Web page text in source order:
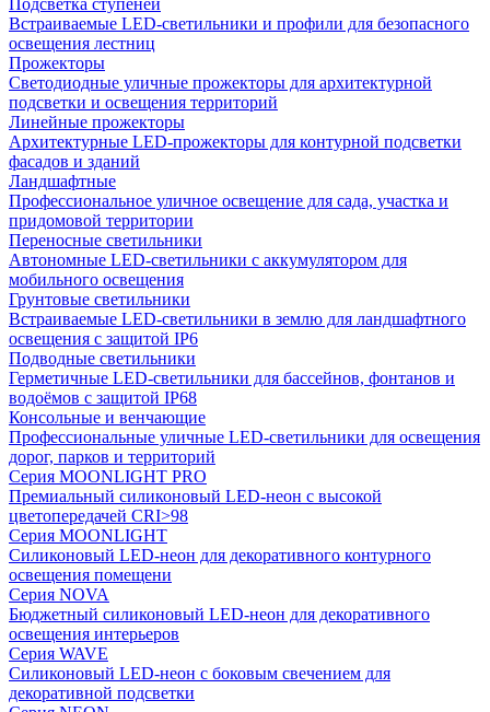
Встраиваемые LED-светильники и профили для безопасного
освещения лестниц
Прожекторы
Светодиодные уличные прожекторы для архитектурной
подсветки и освещения территорий
Линейные прожекторы
Архитектурные LED-прожекторы для контурной подсветки
фасадов и зданий
Ландшафтные
Профессиональное уличное освещение для сада, участка и
придомовой территории
Переносные светильники
Автономные LED-светильники с аккумулятором для
мобильного освещения
Грунтовые светильники
Встраиваемые LED-светильники в землю для ландшафтного
освещения с защитой IP6
Подводные светильники
Герметичные LED-светильники для бассейнов, фонтанов и
водоёмов с защитой IP68
Консольные и венчающие
Профессиональные уличные LED-светильники для освещения
дорог, парков и территорий
Серия MOONLIGHT PRO
Премиальный силиконовый LED-неон с высокой
цветопередачей CRI>98
Серия MOONLIGHT
Силиконовый LED-неон для декоративного контурного
освещения помещени
Серия NOVA
Бюджетный силиконовый LED-неон для декоративного
освещения интерьеров
Серия WAVE
Силиконовый LED-неон с боковым свечением для
декоративной подсветки